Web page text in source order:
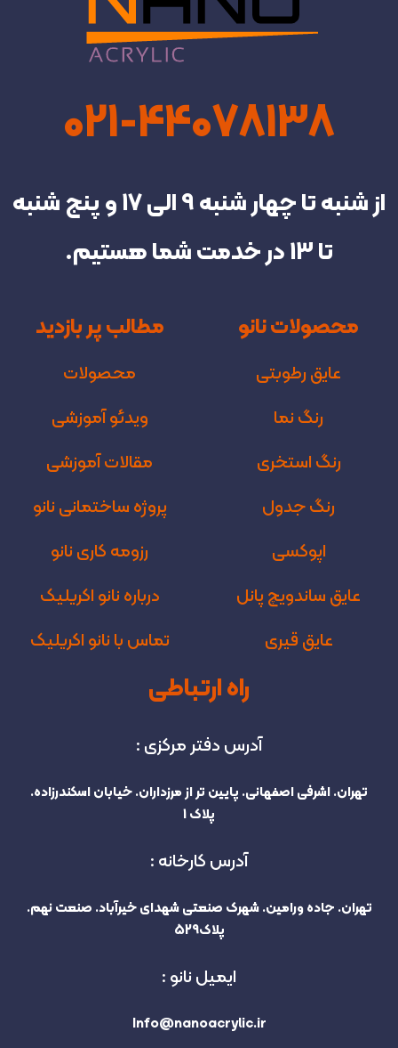
021-44078138
از شنبه تا چهار شنبه‌ 9 الی 17 و پنج شنبه
تا 13 در خدمت شما هستیم.
محصولات نانو
عایق رطوبتی
رنگ نما
رنگ استخری
رنگ جدول
اپوکسی
عایق ساندویچ پانل
عایق قیری
مطالب پر بازدید
محصولات
ویدئو آموزشی
مقالات آموزشی
پروژه‌ ساختمانی نانو
رزومه کاری نانو
درباره نانو اکریلیک
تماس با نانو اکریلیک
راه ارتباطی
آدرس دفتر مرکزی :
تهران. اشرفی اصفهانی. پایین تر از مرزداران. خیابان اسکندرزاده.
پلاک 1
آدرس کارخانه :
تهران. جاده ورامین. شهرک صنعتی شهدای خیرآباد. صنعت نهم.
پلاک529
ایمیل نانو :
Info@nanoacrylic.ir